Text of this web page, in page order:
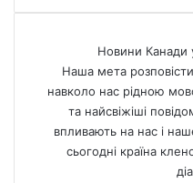
Новини Канади
Наша мета
навколо нас рідною
та найсвіжіші
впливають на нас і
сьогодні країна